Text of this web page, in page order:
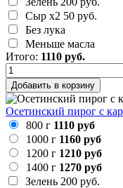
Сыр х2 50 руб.
Без лука
Меньше масла
Итого: 1110 руб.
Добавить в корзину
Осетинский пирог с
800 г 1110 руб
1000 г 1160 руб
1200 г 1210 руб
1400 г 1270 руб
Зелень 200 руб.